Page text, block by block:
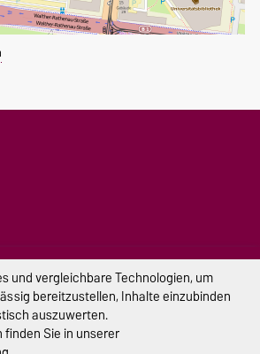
Impressum
Datenschutz
Barrierefreiheit
und vergleichbare Technologien, um
bereitzustellen, Inhalte einzubinden
auszuwerten.
Sie in unserer